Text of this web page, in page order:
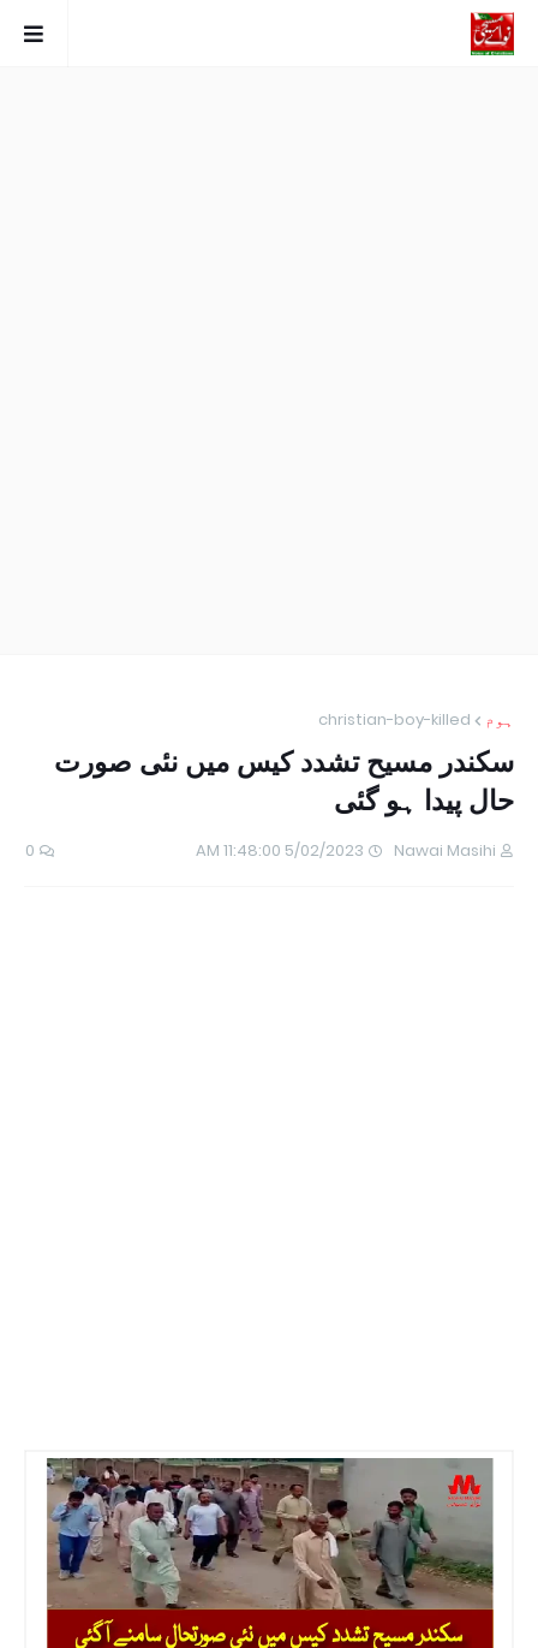
ہوم christian-boy-killed
سکندر مسیح تشدد کیس میں نئی صورت
حال پیدا ہو گئی
Nawai Masihi
5/02/2023 11:48:00 AM
0